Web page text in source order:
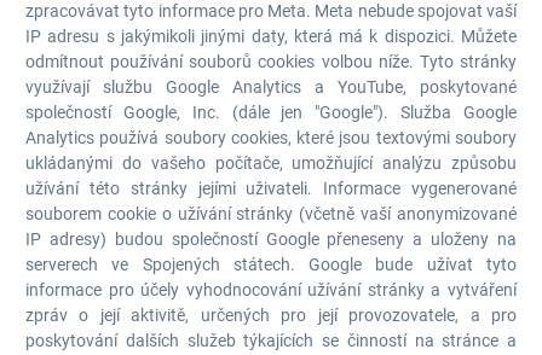
zpracovávat tyto informace pro Meta. Meta nebude spojovat vaší
IP adresu s jakýmikoli jinými daty, která má k dispozici. Můžete
odmítnout používání souborů cookies volbou níže. Tyto stránky
využívají službu Google Analytics a YouTube, poskytované
společností Google, Inc. (dále jen "Google"). Služba Google
Analytics používá soubory cookies, které jsou textovými soubory
ukládanými do vašeho počítače, umožňující analýzu způsobu
užívání této stránky jejími uživateli. Informace vygenerované
souborem cookie o užívání stránky (včetně vaší anonymizované
IP adresy) budou společností Google přeneseny a uloženy na
serverech ve Spojených státech. Google bude užívat tyto
informace pro účely vyhodnocování užívání stránky a vytváření
zpráv o její aktivitě, určených pro její provozovatele, a pro
poskytování dalších služeb týkajících se činností na stránce a